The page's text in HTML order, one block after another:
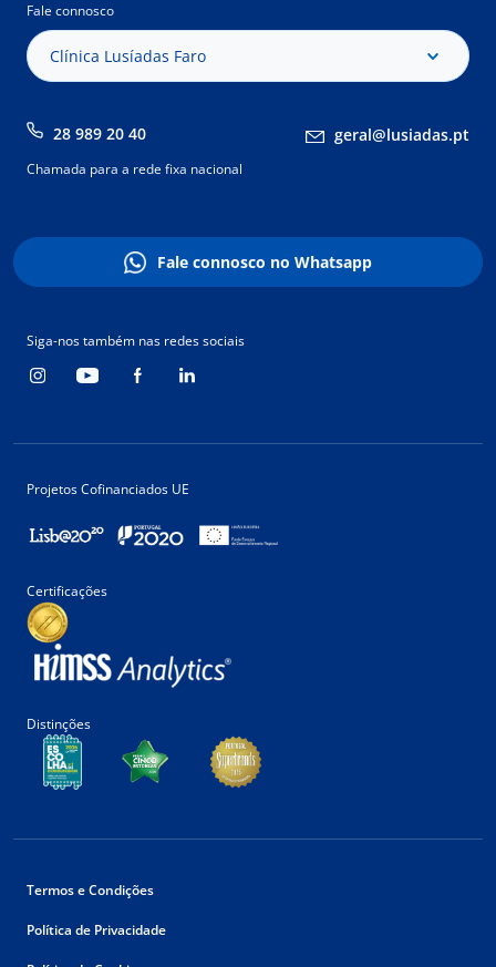
Fale connosco
Clínica Lusíadas Faro
28 989 20 40 geral@lusiadas.pt
Chamada para a rede fixa nacional
Fale connosco no Whatsapp
Siga-nos também nas redes sociais
Projetos Cofinanciados UE
Certificações
Distinções
Termos e Condições
Política de Privacidade